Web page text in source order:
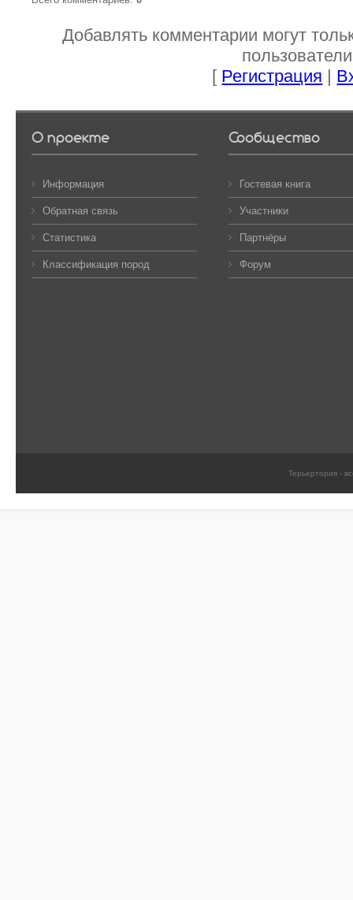
Добавлять комментарии могут
[ Регистрация |
О проекте
Информация
Обратная связь
Статистика
Классификация пород
Сообщество
Гостевая книга
Участники
Партнёры
Форум
Терьертория -